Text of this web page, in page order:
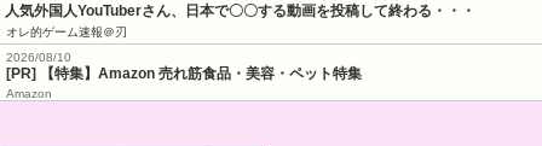
人気外国人YouTuberさん、日本で〇〇する動画を投稿して終わる・・・
オレ的ゲーム速報＠刃
2026/08/10
[PR] 【特集】Amazon 売れ筋食品・美容・ペット特集
Amazon